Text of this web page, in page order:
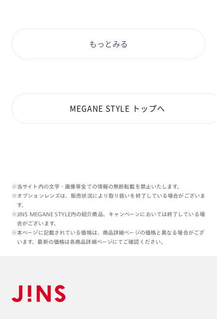
店頭で見かけられた際は
本日もご覧くださりありがとうございます:)
もっとみる
MEGANE STYLE トップへ
※当サイト内の文字・画像等全ての情報の無断転載を禁止いたします。
※オプションレンズは、販売状況により取り扱いを終了している場合がございま
す。
※JINS MEGANE STYLE内の紹介商品、キャンペーンにおいては終了している場
合がございます。
※本ページに記載されている価格は、商品詳細ページの価格と異なる場合がござ
います。最新の価格は各商品詳細ページにてご確認ください。